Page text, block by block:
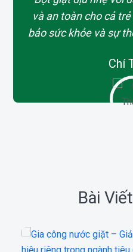
và an toàn cho cả
bảo sức khỏe và sự
Chí
Bài